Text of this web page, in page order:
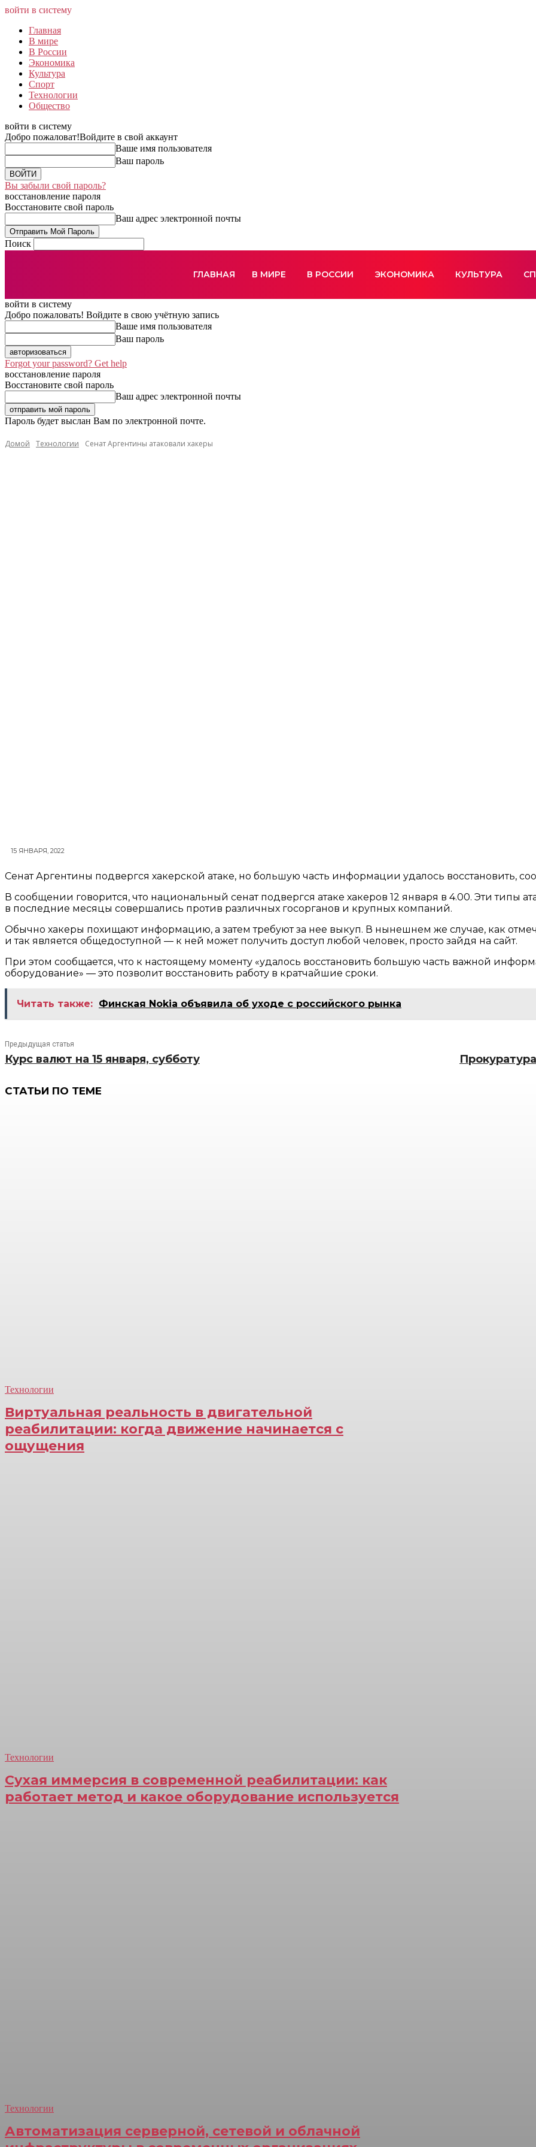
войти в систему
Главная
В мире
В России
Экономика
Культура
Спорт
Технологии
Общество
войти в систему
Добро пожаловат!Войдите в свой аккаунт
Ваше имя пользователя
Ваш пароль
Вы забыли свой пароль?
восстановление пароля
Восстановите свой пароль
Ваш адрес электронной почты
Поиск
ГЛАВНАЯ В МИРЕ В РОССИИ ЭКОНОМИКА КУЛЬТУРА
войти в систему
Добро пожаловать! Войдите в свою учётную запись
Ваше имя пользователя
Ваш пароль
Forgot your password? Get help
восстановление пароля
Восстановите свой пароль
Ваш адрес электронной почты
Пароль будет выслан Вам по электронной почте.
Домой Технологии Сенат Аргентины атаковали хакеры
15 ЯНВАРЯ, 2022
Сенат Аргентины подвергся хакерской атаке, но большую часть информации удалось восстановить,
В сообщении говорится, что национальный сенат подвергся атаке хакеров 12 января в 4.00. Эти типы
в последние месяцы совершались против различных госорганов и крупных компаний.
Обычно хакеры похищают информацию, а затем требуют за нее выкуп. В нынешнем же случае, как
и так является общедоступной — к ней может получить доступ любой человек, просто зайдя на сайт.
При этом сообщается, что к настоящему моменту «удалось восстановить большую часть важной
оборудование» — это позволит восстановить работу в кратчайшие сроки.
Читать также: Финская Nokia объявила об уходе с российского рынка
Предыдущая статья
Курс валют на 15 января, субботу
СТАТЬИ ПО ТЕМЕ
Технологии
Виртуальная реальность в двигательной
реабилитации: когда движение начинается с
ощущения
Технологии
Сухая иммерсия в современной реабилитации: как
работает метод и какое оборудование используется
Технологии
Автоматизация серверной, сетевой и облачной